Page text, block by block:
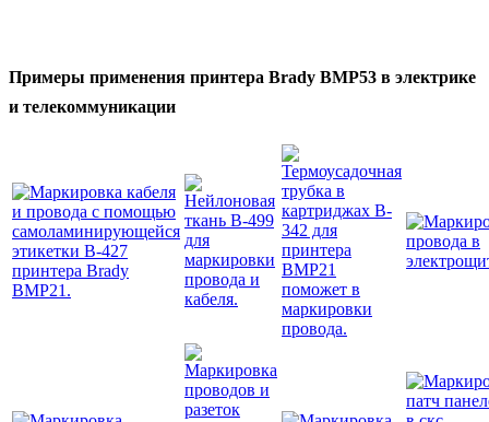
Примеры применения принтера Brady BMP53 в электрике
и телекоммуникации